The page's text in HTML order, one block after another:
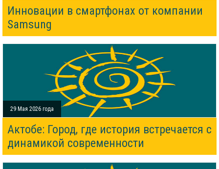
Инновации в смартфонах от компании
Samsung
29 Мая 2026 года
Актобе: Город, где история встречается с
динамикой современности